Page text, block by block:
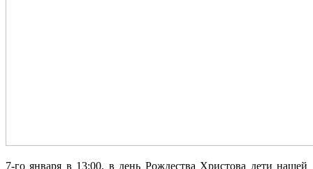
7-го января в 13:00, в день Рождества Христова дети нашей